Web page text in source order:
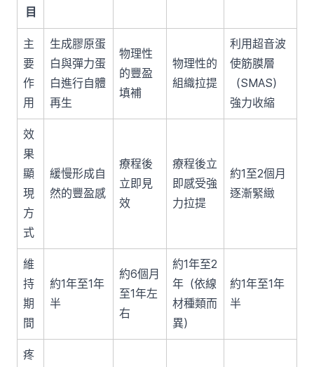
目
主
要
作
用
生成膠原蛋
白與彈力蛋
白進行自體
再生
物理性
的豐盈
填補
物理性的
組織拉提
利用超音波
使筋膜層
（SMAS）
強力收縮
效
果
顯
現
方
式
緩慢形成自
然的豐盈感
療程後
立即見
效
療程後立
即感受強
力拉提
約1至2個月
逐漸緊緻
維
持
期
間
約1年至1年
半
約6個月
至1年左
右
約1年至2
年（依線
材種類而
異）
約1年至1年
半
疼